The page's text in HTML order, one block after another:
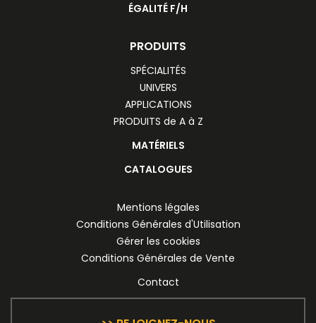
ÉGALITÉ F/H
PRODUITS
SPÉCIALITÉS
UNIVERS
APPLICATIONS
PRODUITS de A à Z
MATÉRIELS
CATALOGUES
Mentions légales
Conditions Générales d'Utilisation
Gérer les cookies
Conditions Générales de Vente
Contact